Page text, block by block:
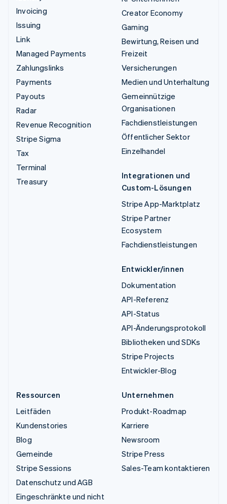
Invoicing
Issuing
Link
Managed Payments
Zahlungslinks
Payments
Payouts
Radar
Revenue Recognition
Stripe Sigma
Tax
Terminal
Treasury
Creator Economy
Gaming
Bewirtung, Reisen und
Freizeit
Versicherungen
Medien und Unterhaltung
Gemeinnützige
Organisationen
Fachdienstleistungen
Öffentlicher Sektor
Einzelhandel
Integrationen und
Custom-Lösungen
Stripe App-Marktplatz
Stripe Partner
Ecosystem
Fachdienstleistungen
Entwickler/innen
Dokumentation
API-Referenz
API-Status
API-Änderungsprotokoll
Bibliotheken und SDKs
Stripe Projects
Entwickler-Blog
Ressourcen
Leitfäden
Kundenstories
Blog
Gemeinde
Stripe Sessions
Datenschutz und AGB
Eingeschränkte und nicht
Unternehmen
Produkt-Roadmap
Karriere
Newsroom
Stripe Press
Sales-Team kontaktieren